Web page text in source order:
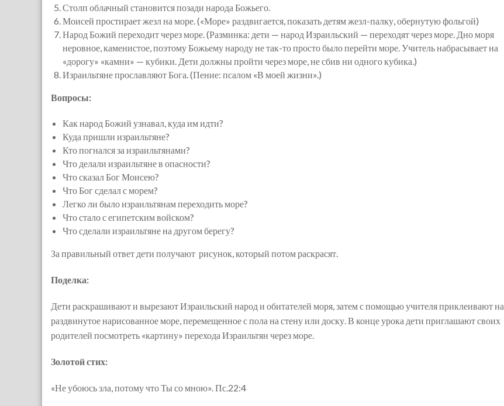
Столп облачный становится позади народа Божьего.
Моисей простирает жезл на море. («Море» раздвигается, показать детям жезл-палку, обернутую фольгой)
Народ Божий переходит через море. (Разминка: дети — народ Израильский — переходят через море. Дно моря
неровное, каменистое, поэтому Божьему народу не так-то просто было перейти море. Учитель набрасывает на
«дорогу» «камни» — кубики. Дети должны пройти через море, не сбив ни одного кубика.)
Израильтяне прославляют Бога. (Пение: псалом «В моей жизни».)
Вопросы:
Как народ Божий узнавал, куда им идти?
Куда пришли израильтяне?
Кто погнался за израильтянами?
Что делали израильтяне в опасности?
Что сказал Бог Моисею?
Что Бог сделал с морем?
Легко ли было израильтянам переходить море?
Что стало с египетским войском?
Что сделали израильтяне на другом берегу?
За правильный ответ дети получают рисунок, который потом раскрасят.
Поделка:
Дети раскрашивают и вырезают Израильский народ и обитателей моря, затем с помощью учителя приклеивают на
раздвинутое нарисованное море, перемещенное с пола на стену или доску. В конце урока дети приглашают своих
родителей посмотреть «картину» перехода Израильтян через море.
Золотой стих:
«Не убоюсь зла, потому что Ты со мною». Пс.22:4